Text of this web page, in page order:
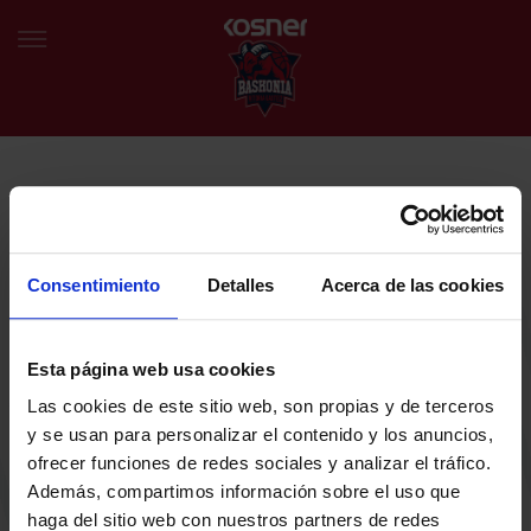
Consentimiento Detalles Acerca de las cookies
Esta página web usa cookies
Las cookies de este sitio web, son propias y de terceros
y se usan para personalizar el contenido y los anuncios,
ofrecer funciones de redes sociales y analizar el tráfico.
Además, compartimos información sobre el uso que
haga del sitio web con nuestros partners de redes
BERRIAK
SARRERAK
ABONATUAK
EGUTEGIA
Egin bat gure harmaila birtualarekin eta izan lehena klubaren
azken albiste eta promozioen berri izaten.
Baskoniaren Pribatutasun politika irakurri eta onartzen dut eta
Baskoniaren jarduerei, produktuei, zerbitzuei, lehiaketei, eskaintzei
eta/edo sustapenei buruzko komunikazio elektronikoak jaso nahi ditut.
DENDA OFIZIALA BASKONIA
SARRERAK